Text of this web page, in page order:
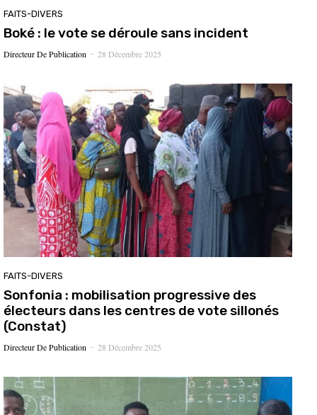
FAITS-DIVERS
Boké : le vote se déroule sans incident
Directeur De Publication - 28 Décembre 2025
FAITS-DIVERS
Sonfonia : mobilisation progressive des
électeurs dans les centres de vote sillonés
(Constat)
Directeur De Publication - 28 Décembre 2025